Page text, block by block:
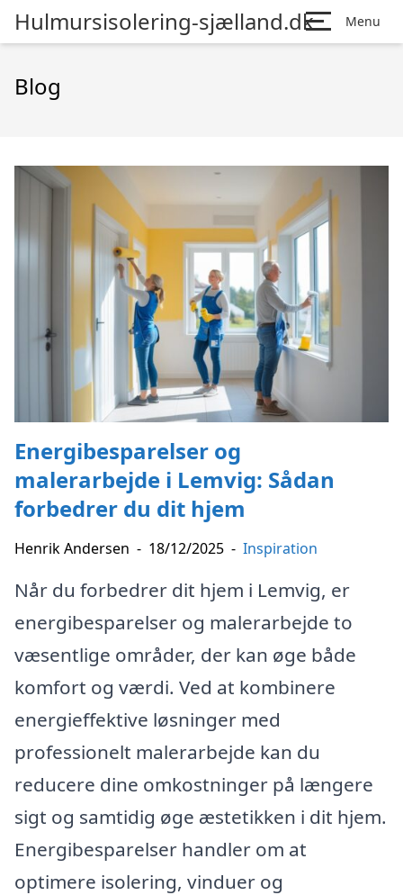
Hulmursisolering-sjælland.dk Menu
Blog
Energibesparelser og
malerarbejde i Lemvig: Sådan
forbedrer du dit hjem
Henrik Andersen - 18/12/2025 - Inspiration
Når du forbedrer dit hjem i Lemvig, er
energibesparelser og malerarbejde to
væsentlige områder, der kan øge både
komfort og værdi. Ved at kombinere
energieffektive løsninger med
professionelt malerarbejde kan du
reducere dine omkostninger på længere
sigt og samtidig øge æstetikken i dit hjem.
Energibesparelser handler om at
optimere isolering, vinduer og